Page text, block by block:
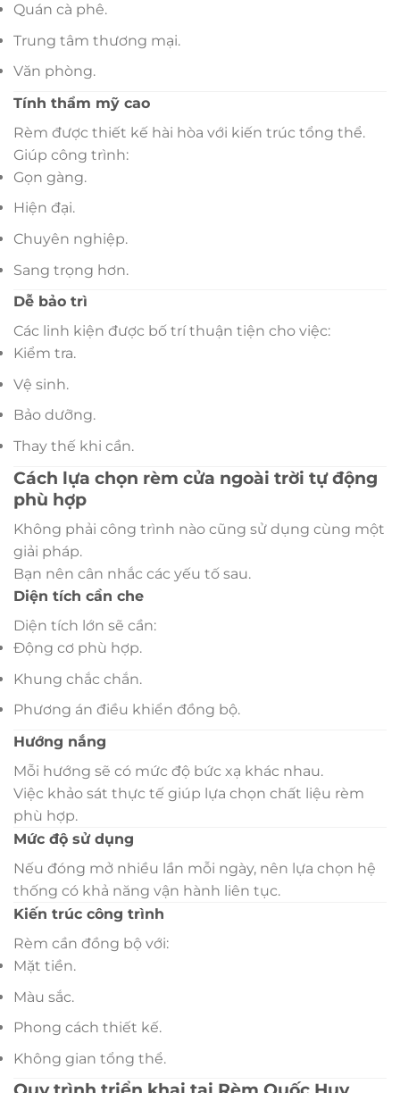
Quán cà phê.
Trung tâm thương mại.
Văn phòng.
Tính thẩm mỹ cao
Rèm được thiết kế hài hòa với kiến trúc tổng thể.
Giúp công trình:
Gọn gàng.
Hiện đại.
Chuyên nghiệp.
Sang trọng hơn.
Dễ bảo trì
Các linh kiện được bố trí thuận tiện cho việc:
Kiểm tra.
Vệ sinh.
Bảo dưỡng.
Thay thế khi cần.
Cách lựa chọn rèm cửa ngoài trời tự động
phù hợp
Không phải công trình nào cũng sử dụng cùng một
giải pháp.
Bạn nên cân nhắc các yếu tố sau.
Diện tích cần che
Diện tích lớn sẽ cần:
Động cơ phù hợp.
Khung chắc chắn.
Phương án điều khiển đồng bộ.
Hướng nắng
Mỗi hướng sẽ có mức độ bức xạ khác nhau.
Việc khảo sát thực tế giúp lựa chọn chất liệu rèm
phù hợp.
Mức độ sử dụng
Nếu đóng mở nhiều lần mỗi ngày, nên lựa chọn hệ
thống có khả năng vận hành liên tục.
Kiến trúc công trình
Rèm cần đồng bộ với:
Mặt tiền.
Màu sắc.
Phong cách thiết kế.
Không gian tổng thể.